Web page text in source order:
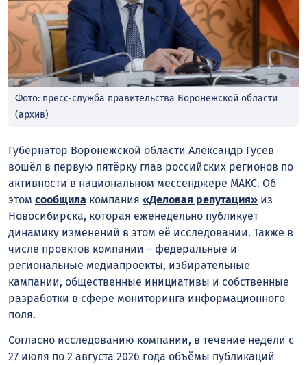
Фото: пресс-служба правительства Воронежской области
(архив)
Губернатор Воронежской области Александр Гусев
вошёл в первую пятёрку глав российских регионов по
активности в национальном мессенджере МАКС. Об
этом сообщила компания «Деловая репутация» из
Новосибирска, которая еженедельно публикует
динамику изменений в этом её исследовании. Также в
числе проектов компании – федеральные и
региональные медиапроекты, избирательные
кампании, общественные инициативы и собственные
разработки в сфере мониторинга информационного
поля.
Согласно исследованию компании, в течение недели с
27 июля по 2 августа 2026 года объёмы публикаций